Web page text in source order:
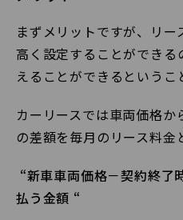
まずメリットですが、リ
高く設定することができる
えることができるというこ
カーリースでは車両価格か
の差額を毎月のリース料金
“新車車両価格－契約終了
払う金額 “